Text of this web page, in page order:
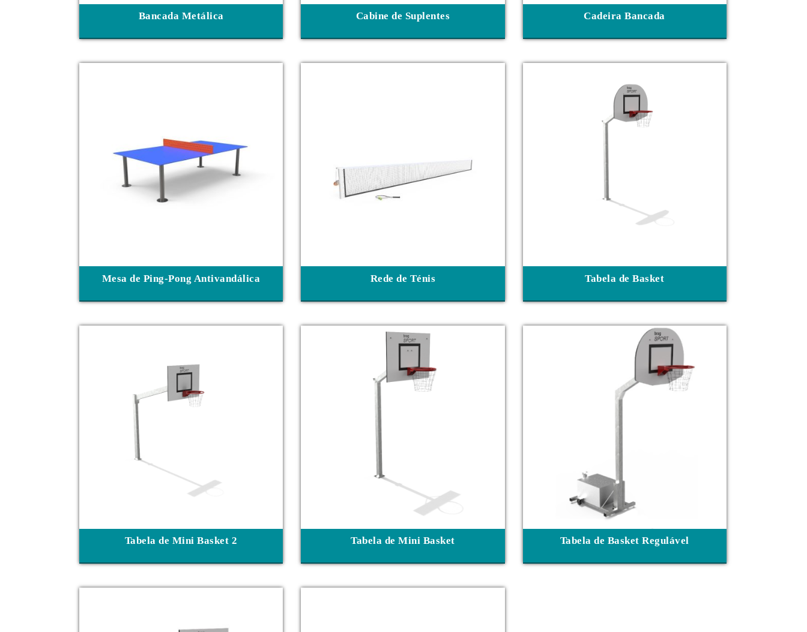
Bancada Metálica Cabine de Suplentes Cadeira Bancada
Mesa de Ping-Pong Antivandálica Rede de Ténis Tabela de Basket
Tabela de Mini Basket 2 Tabela de Mini Basket Tabela de Basket Regulável